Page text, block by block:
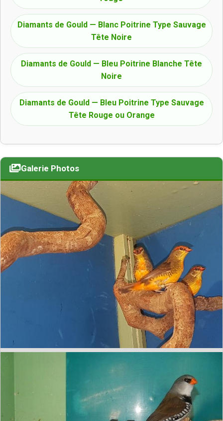
Diamants de Gould — Blanc Poitrine Type Sauvage
Tête Noire
Diamants de Gould — Bleu Poitrine Blanche Tête
Noire
Diamants de Gould — Bleu Poitrine Type Sauvage
Tête Rouge ou Orange
Galerie Photos